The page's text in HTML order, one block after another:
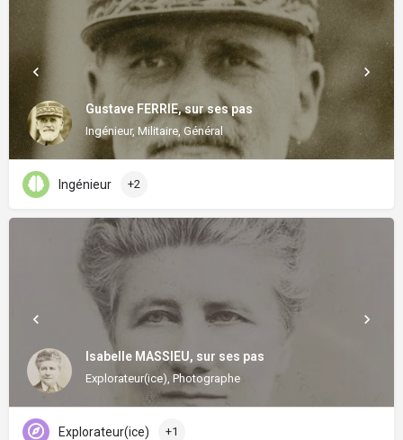
Gustave FERRIE, sur ses pas
Ingénieur, Militaire, Général
Ingénieur +2
Isabelle MASSIEU, sur ses pas
Explorateur(ice), Photographe
Explorateur(ice) +1